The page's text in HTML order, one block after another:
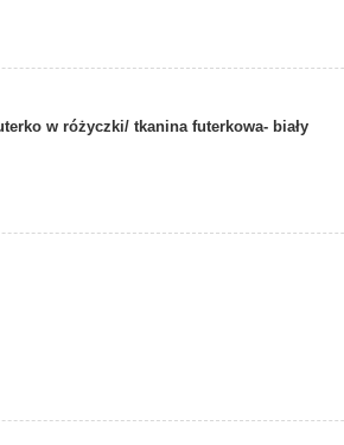
w różyczki/ tkanina futerkowa- biały